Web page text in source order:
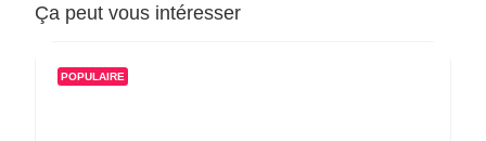
Ça peut vous intéresser
POPULAIRE